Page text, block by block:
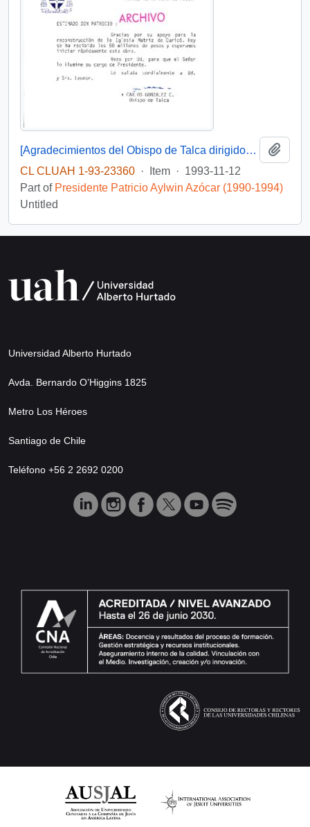
[Agradecimientos del Obispo de Talca dirigidos al Presidente Patricio Aylwin por el apoyo en la reconstrucción de la Iglesia Matriz de Curicó]
CL CLUAH 1-93-23360 · Item · 1993-11-12
Part of Presidente Patricio Aylwin Azócar (1990-1994)
Untitled
Universidad Alberto Hurtado
Avda. Bernardo O’Higgins 1825
Metro Los Héroes
Santiago de Chile
Teléfono +56 2 2692 0200